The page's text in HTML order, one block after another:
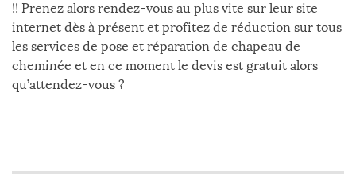
!! Prenez alors rendez-vous au plus vite sur leur site
internet dès à présent et profitez de réduction sur tous
les services de pose et réparation de chapeau de
cheminée et en ce moment le devis est gratuit alors
qu’attendez-vous ?